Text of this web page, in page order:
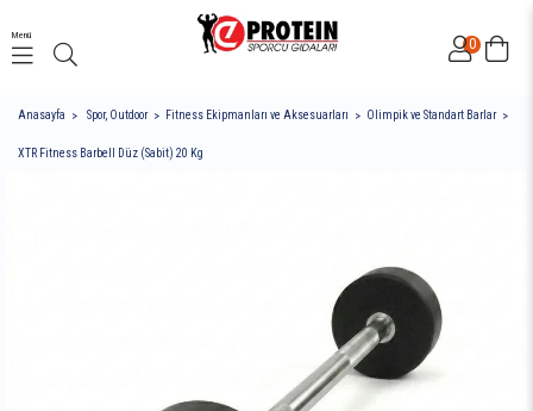
0
Menü
Anasayfa Spor, Outdoor Fitness Ekipmanları ve Aksesuarları Olimpik ve Standart Barlar
XTR Fitness Barbell Düz (Sabit) 20 Kg